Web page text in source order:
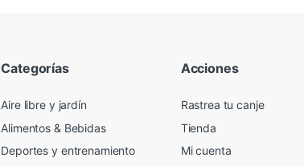
Categorías
Aire libre y jardín
Alimentos & Bebidas
Deportes y entrenamiento
Acciones
Rastrea tu canje
Tienda
Mi cuenta